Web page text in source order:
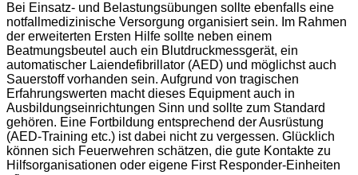
Bei Einsatz- und Belastungsübungen sollte ebenfalls eine
notfallmedizinische Versorgung organisiert sein. Im Rahmen
der erweiterten Ersten Hilfe sollte neben einem
Beatmungsbeutel auch ein Blutdruckmessgerät, ein
automatischer Laiendefibrillator (AED) und möglichst auch
Sauerstoff vorhanden sein. Aufgrund von tragischen
Erfahrungswerten macht dieses Equipment auch in
Ausbildungseinrichtungen Sinn und sollte zum Standard
gehören. Eine Fortbildung entsprechend der Ausrüstung
(AED-Training etc.) ist dabei nicht zu vergessen. Glücklich
können sich Feuerwehren schätzen, die gute Kontakte zu
Hilfsorganisationen oder eigene First Responder-Einheiten